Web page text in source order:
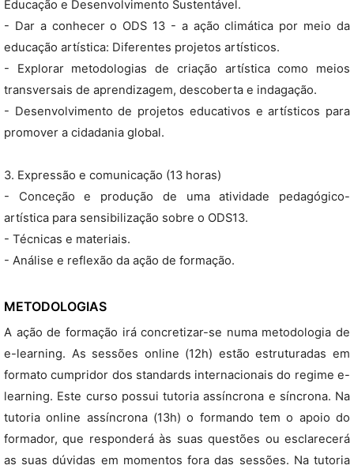
Educação e Desenvolvimento Sustentável.
- Dar a conhecer o ODS 13 - a ação climática por meio da
educação artística: Diferentes projetos artísticos.
- Explorar metodologias de criação artística como meios
transversais de aprendizagem, descoberta e indagação.
- Desenvolvimento de projetos educativos e artísticos para
promover a cidadania global.
3. Expressão e comunicação (13 horas)
- Conceção e produção de uma atividade pedagógico-
artística para sensibilização sobre o ODS13.
- Técnicas e materiais.
- Análise e reflexão da ação de formação.
METODOLOGIAS
A ação de formação irá concretizar-se numa metodologia de
e-learning. As sessões online (12h) estão estruturadas em
formato cumpridor dos standards internacionais do regime e-
learning. Este curso possui tutoria assíncrona e síncrona. Na
tutoria online assíncrona (13h) o formando tem o apoio do
formador, que responderá às suas questões ou esclarecerá
as suas dúvidas em momentos fora das sessões. Na tutoria